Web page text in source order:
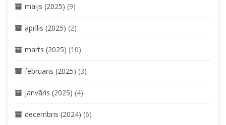
maijs (2025) (9)
aprīlis (2025) (2)
marts (2025) (10)
februāris (2025) (3)
janvāris (2025) (4)
decembris (2024) (6)